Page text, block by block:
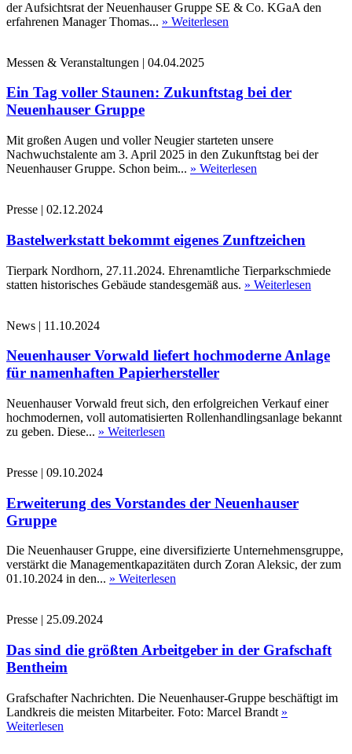
der Aufsichtsrat der Neuenhauser Gruppe SE & Co. KGaA den
erfahrenen Manager Thomas... » Weiterlesen
Messen & Veranstaltungen | 04.04.2025
Ein Tag voller Staunen: Zukunftstag bei der
Neuenhauser Gruppe
Mit großen Augen und voller Neugier starteten unsere
Nachwuchstalente am 3. April 2025 in den Zukunftstag bei der
Neuenhauser Gruppe. Schon beim... » Weiterlesen
Presse | 02.12.2024
Bastelwerkstatt bekommt eigenes Zunftzeichen
Tierpark Nordhorn, 27.11.2024. Ehrenamtliche Tierparkschmiede
statten historisches Gebäude standesgemäß aus. » Weiterlesen
News | 11.10.2024
Neuenhauser Vorwald liefert hochmoderne Anlage
für namenhaften Papierhersteller
Neuenhauser Vorwald freut sich, den erfolgreichen Verkauf einer
hochmodernen, voll automatisierten Rollenhandlingsanlage bekannt
zu geben. Diese... » Weiterlesen
Presse | 09.10.2024
Erweiterung des Vorstandes der Neuenhauser
Gruppe
Die Neuenhauser Gruppe, eine diversifizierte Unternehmensgruppe,
verstärkt die Managementkapazitäten durch Zoran Aleksic, der zum
01.10.2024 in den... » Weiterlesen
Presse | 25.09.2024
Das sind die größten Arbeitgeber in der Grafschaft
Bentheim
Grafschafter Nachrichten. Die Neuenhauser-Gruppe beschäftigt im
Landkreis die meisten Mitarbeiter. Foto: Marcel Brandt »
Weiterlesen